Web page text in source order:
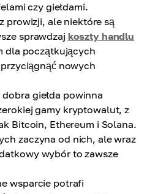
czy giełdami.
prowizji, ale niektóre są
sprawdzaj koszty handlu
dla początkujących
nowych
dobra giełda powinna
gamy kryptowalut, z
Bitcoin, Ethereum i Solana.
zaczyna od nich, ale wraz
wybór to zawsze
wsparcie potrafi